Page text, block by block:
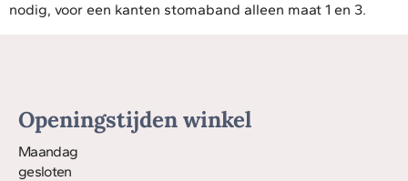
nodig, voor een kanten stomaband alleen maat 1 en 3.
Openingstijden winkel
Maandag
gesloten